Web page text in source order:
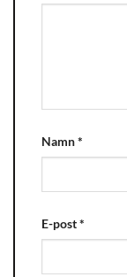
Namn*
E-post*